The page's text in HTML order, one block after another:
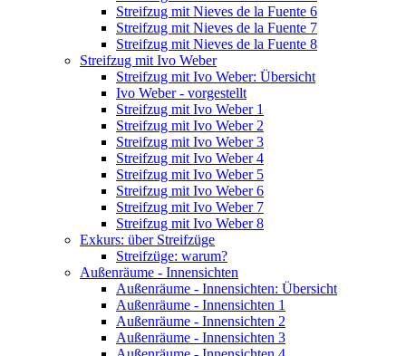
Streifzug mit Nieves de la Fuente 6
Streifzug mit Nieves de la Fuente 7
Streifzug mit Nieves de la Fuente 8
Streifzug mit Ivo Weber
Streifzug mit Ivo Weber: Übersicht
Ivo Weber - vorgestellt
Streifzug mit Ivo Weber 1
Streifzug mit Ivo Weber 2
Streifzug mit Ivo Weber 3
Streifzug mit Ivo Weber 4
Streifzug mit Ivo Weber 5
Streifzug mit Ivo Weber 6
Streifzug mit Ivo Weber 7
Streifzug mit Ivo Weber 8
Exkurs: über Streifzüge
Streifzüge: warum?
Außenräume - Innensichten
Außenräume - Innensichten: Übersicht
Außenräume - Innensichten 1
Außenräume - Innensichten 2
Außenräume - Innensichten 3